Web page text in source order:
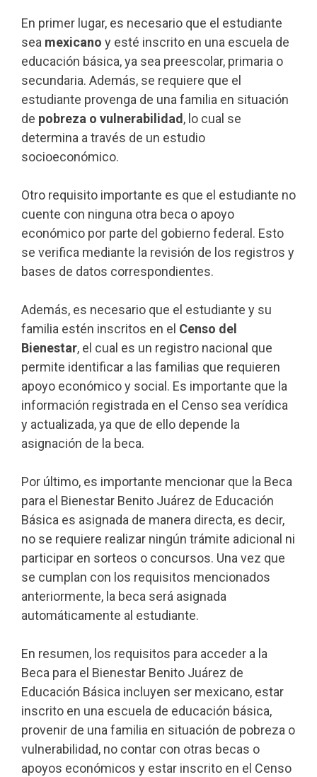
En primer lugar, es necesario que el estudiante
sea mexicano y esté inscrito en una escuela de
educación básica, ya sea preescolar, primaria o
secundaria. Además, se requiere que el
estudiante provenga de una familia en situación
de pobreza o vulnerabilidad , lo cual se
determina a través de un estudio
socioeconómico.
Otro requisito importante es que el estudiante no
cuente con ninguna otra beca o apoyo
económico por parte del gobierno federal. Esto
se verifica mediante la revisión de los registros y
bases de datos correspondientes.
Además, es necesario que el estudiante y su
familia estén inscritos en el Censo del
Bienestar, el cual es un registro nacional que
permite identificar a las familias que requieren
apoyo económico y social. Es importante que la
información registrada en el Censo sea verídica
y actualizada, ya que de ello depende la
asignación de la beca.
Por último, es importante mencionar que la Beca
para el Bienestar Benito Juárez de Educación
Básica es asignada de manera directa, es decir,
no se requiere realizar ningún trámite adicional ni
participar en sorteos o concursos. Una vez que
se cumplan con los requisitos mencionados
anteriormente, la beca será asignada
automáticamente al estudiante.
En resumen, los requisitos para acceder a la
Beca para el Bienestar Benito Juárez de
Educación Básica incluyen ser mexicano, estar
inscrito en una escuela de educación básica,
provenir de una familia en situación de pobreza o
vulnerabilidad, no contar con otras becas o
apoyos económicos y estar inscrito en el Censo